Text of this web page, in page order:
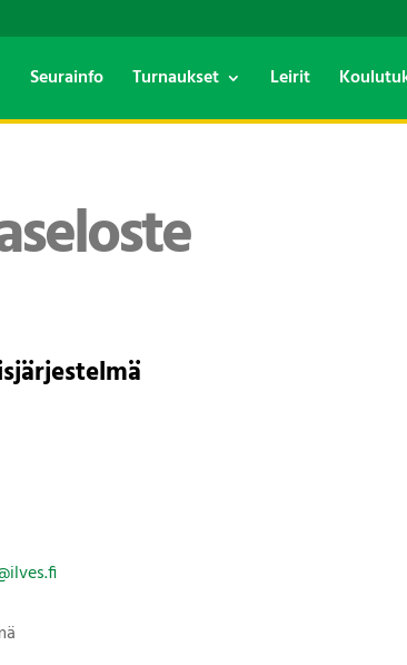
Seurainfo Turnaukset Leirit